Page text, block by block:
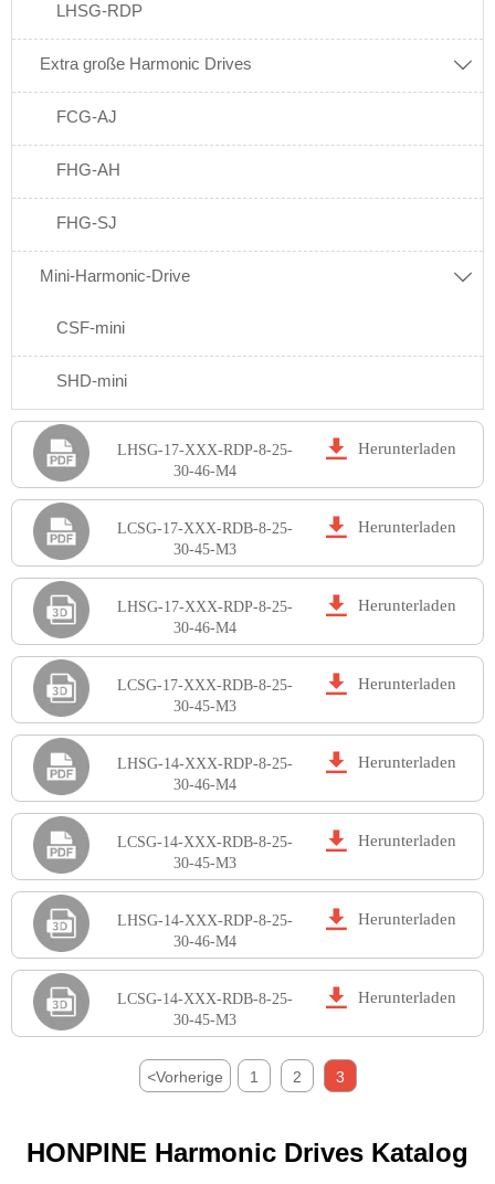
LHSG-RDP
Extra große Harmonic Drives 
FCG-AJ
FHG-AH
FHG-SJ
Mini-Harmonic-Drive 
CSF-mini
SHD-mini
LHSG-17-XXX-RDP-8-25-
30-46-M4
 Herunterladen
LCSG-17-XXX-RDB-8-25-
30-45-M3
 Herunterladen
LHSG-17-XXX-RDP-8-25-
30-46-M4
 Herunterladen
LCSG-17-XXX-RDB-8-25-
30-45-M3
 Herunterladen
LHSG-14-XXX-RDP-8-25-
30-46-M4
 Herunterladen
LCSG-14-XXX-RDB-8-25-
30-45-M3
 Herunterladen
LHSG-14-XXX-RDP-8-25-
30-46-M4
 Herunterladen
LCSG-14-XXX-RDB-8-25-
30-45-M3
 Herunterladen
<Vorherige 1 2 3
HONPINE Harmonic Drives Katalog